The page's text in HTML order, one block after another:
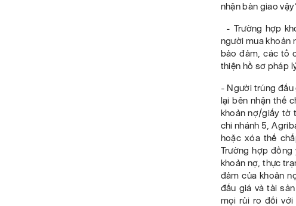
nhận bàn giao
- Trường hợp
người mua khoản
bảo đảm, các tổ
thiện hồ sơ pháp
- Người trúng đấu
lại bên nhận thế
khoản nợ/giấy tờ
chi nhánh 5 ,
hoặc xóa thế
Trường hợp
khoản nợ, thực
đảm của khoản
đấu giá và tài
mọi rủi ro đối với